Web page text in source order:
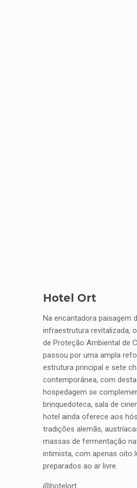
Hotel Ort
Na encantadora paisagem
infraestrutura revitalizada,
de Proteção Ambiental de
passou por uma ampla
estrutura principal e sete
contemporânea, com
hospedagem se
brinquedoteca, sala de
hotel ainda oferece aos
tradições alemãs,
massas de fermentação
intimista, com apenas oito
preparados ao ar livre.
@hotelort